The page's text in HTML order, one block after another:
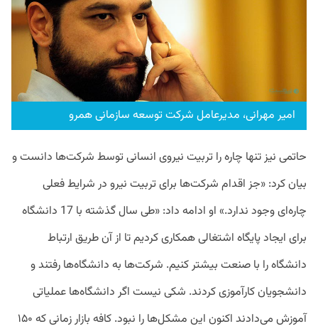
امیر مهرانی، مدیرعامل شرکت توسعه سازمانی همرو
حاتمی نیز تنها چاره را تربیت نیروی انسانی توسط شرکت‌ها دانست و
بیان کرد: «جز اقدام شرکت‌ها برای تربیت نیرو در شرایط فعلی
چاره‌ای وجود ندارد.» او ادامه داد: «طی سال گذشته با 17 دانشگاه
برای ایجاد پایگاه اشتغالی همکاری کردیم تا از آن طریق ارتباط
دانشگاه را با صنعت بیشتر کنیم. شرکت‌ها به دانشگاه‌ها رفتند و
دانشجویان کارآموزی کردند. شکی نیست اگر دانشگا‌ه‌ها عملیاتی
آموزش می‌دادند اکنون این مشکل‌‌ها را نبود. کافه بازار زمانی که ۱۵۰